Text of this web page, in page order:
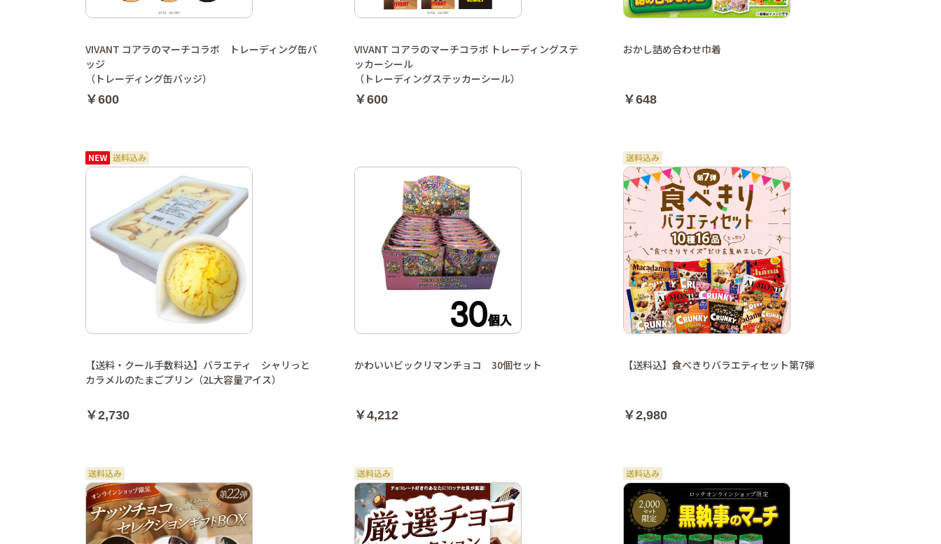
VIVANT コアラのマーチコラボ トレーディング缶バ
ッジ
（トレーディング缶バッジ）
￥600
VIVANT コアラのマーチコラボ トレーディングステ
ッカーシール
（トレーディングステッカーシール）
￥600
おかし詰め合わせ巾着
￥648
【送料・クール手数料込】バラエティ シャリっと
カラメルのたまごプリン（2L大容量アイス）
￥2,730
かわいいビックリマンチョコ 30個セット
￥4,212
【送料込】食べきりバラエティセット第7弾
￥2,980